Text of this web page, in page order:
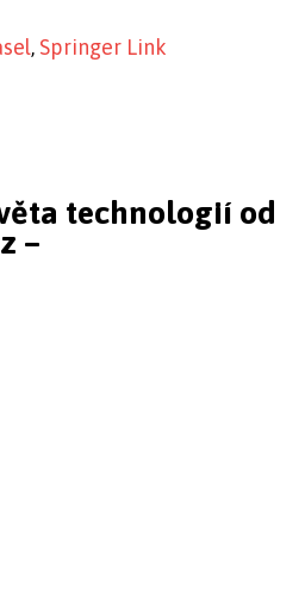
, Springer Link
technologií od
–